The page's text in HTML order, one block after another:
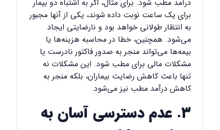
درآمد مطب شود. برای مثال، اگر به اشتباه دو بیمار
برای یک ساعت نوبت داده شوند، یکی از آنها مجبور
به انتظار طولانی خواهد بود و نارضایتی ایجاد
می‌شود. همچنین، خطا در محاسبه هزینه‌ها یا
بیمه‌ها می‌تواند منجر به صدور فاکتور نادرست یا
مشکلات مالی برای مطب شود. این مشکلات نه
تنها باعث کاهش رضایت بیماران، بلکه منجر به
کاهش درآمد مطب نیز می‌شود.
۳. عدم دسترسی آسان به